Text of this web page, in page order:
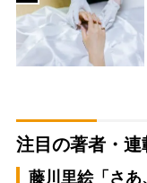
注目の著者・連
藤川里絵「さあ